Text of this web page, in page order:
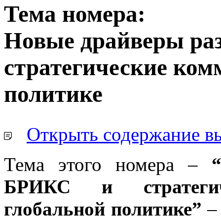
Тема номера:
Новые драйверы
стратегические
политике
Открыть содержание
Тема этого номера –
БРИКС и
глобальной политике” –